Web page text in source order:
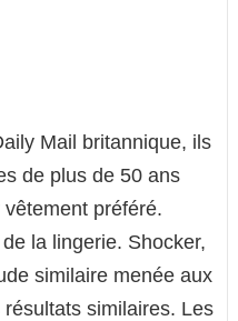
Mail britannique, ils
de plus de 50 ans
préféré.
la lingerie. Shocker,
similaire menée aux
similaires. Les